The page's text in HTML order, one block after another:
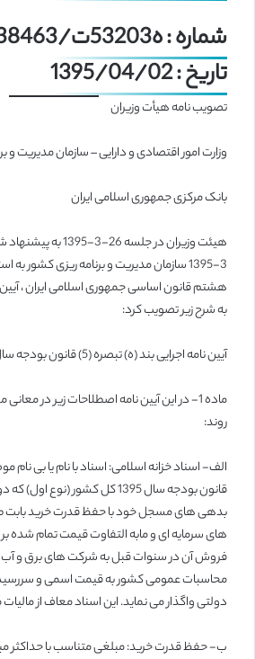
شماره : ه53203ت/38463
تاریخ : 1395/04/02
تصویب نامه هیأت وزیران
وزارت امور اقتصادی و دارایی – سازمان مدیریت و
بانک مرکزی جمهوری اسلامی ایران
3-1395 سازمان مدیریت و برنامه ریزی
هشتم قانون اساسی جمهوری اسلامی ایران ، آیین
به شرح زیر تصویب کرد:
آیین نامه اجرایی بند (ه) تبصره (5) قانون بودجه سال 1395 کل کشور :
ماده 1- در این آیین نامه اصطلاحات زیر در
روند:
قانون بودجه سال 1395 کل کشور
بدهی های مسجل خود با حفظ قدرت خرید بابت
های سرمایه ای و مابه التفاوت قیمت تمام شده
محاسبات عمومی کشور به قیمت اسمی و سررسید
دولتی واگذار می نماید. این اسناد معاف از